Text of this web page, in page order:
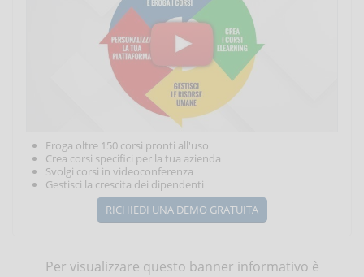
Eroga oltre 150 corsi pronti all'uso
Crea corsi specifici per la tua azienda
Svolgi corsi in videoconferenza
Gestisci la crescita dei dipendenti
RICHIEDI UNA DEMO GRATUITA
Per visualizzare questo banner informativo è